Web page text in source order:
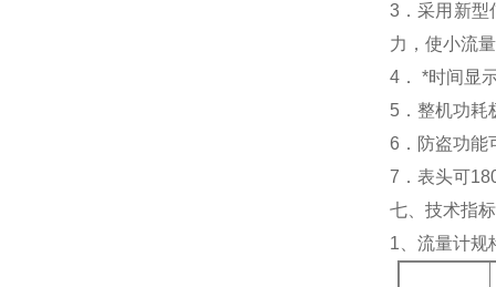
3．采用新型
力，使小流
4． *时间显
5．整机功耗
6．防盗功能
7．表头可
七、技术指
1、流量计规